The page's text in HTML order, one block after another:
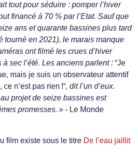
tout pour séduire : pomper l’hiver
financé à 70 % par l’Etat. Sauf que
ans et quarante bassines plus tard
tourné en 2021), le marais manque
ont filmé les crues d’hiver
sec l’été. Les anciens parlent : “Je
mais je suis un observateur attentif
n’est pas rien !“, dit l’un d’eux.
projet de seize bassines est
promesses. » - Le Monde
film existe sous le titre De l’eau jaillit